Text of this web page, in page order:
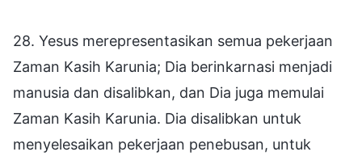
28. Yesus merepresentasikan semua pekerjaan
Zaman Kasih Karunia; Dia berinkarnasi menjadi
manusia dan disalibkan, dan Dia juga memulai
Zaman Kasih Karunia. Dia disalibkan untuk
menyelesaikan pekerjaan penebusan, untuk